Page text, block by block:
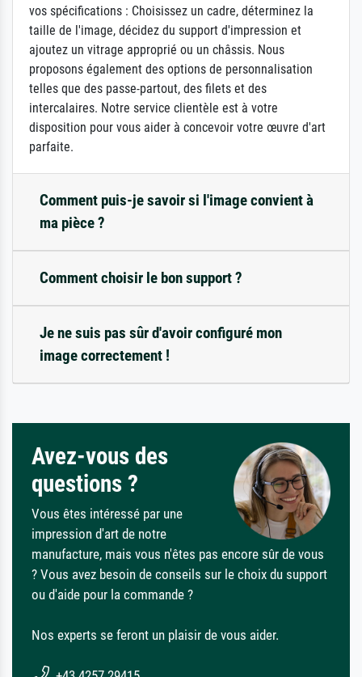
vos spécifications : Choisissez un cadre, déterminez la
taille de l'image, décidez du support d'impression et
ajoutez un vitrage approprié ou un châssis. Nous
proposons également des options de personnalisation
telles que des passe-partout, des filets et des
intercalaires. Notre service clientèle est à votre
disposition pour vous aider à concevoir votre œuvre d'art
parfaite.
Comment puis-je savoir si l'image convient à
ma pièce ?
Comment choisir le bon support ?
Je ne suis pas sûr d'avoir configuré mon
image correctement !
Avez-vous des
questions ?
Vous êtes intéressé par une
impression d'art de notre
manufacture, mais vous n'êtes pas encore sûr de vous
? Vous avez besoin de conseils sur le choix du support
ou d'aide pour la commande ?
Nos experts se feront un plaisir de vous aider.